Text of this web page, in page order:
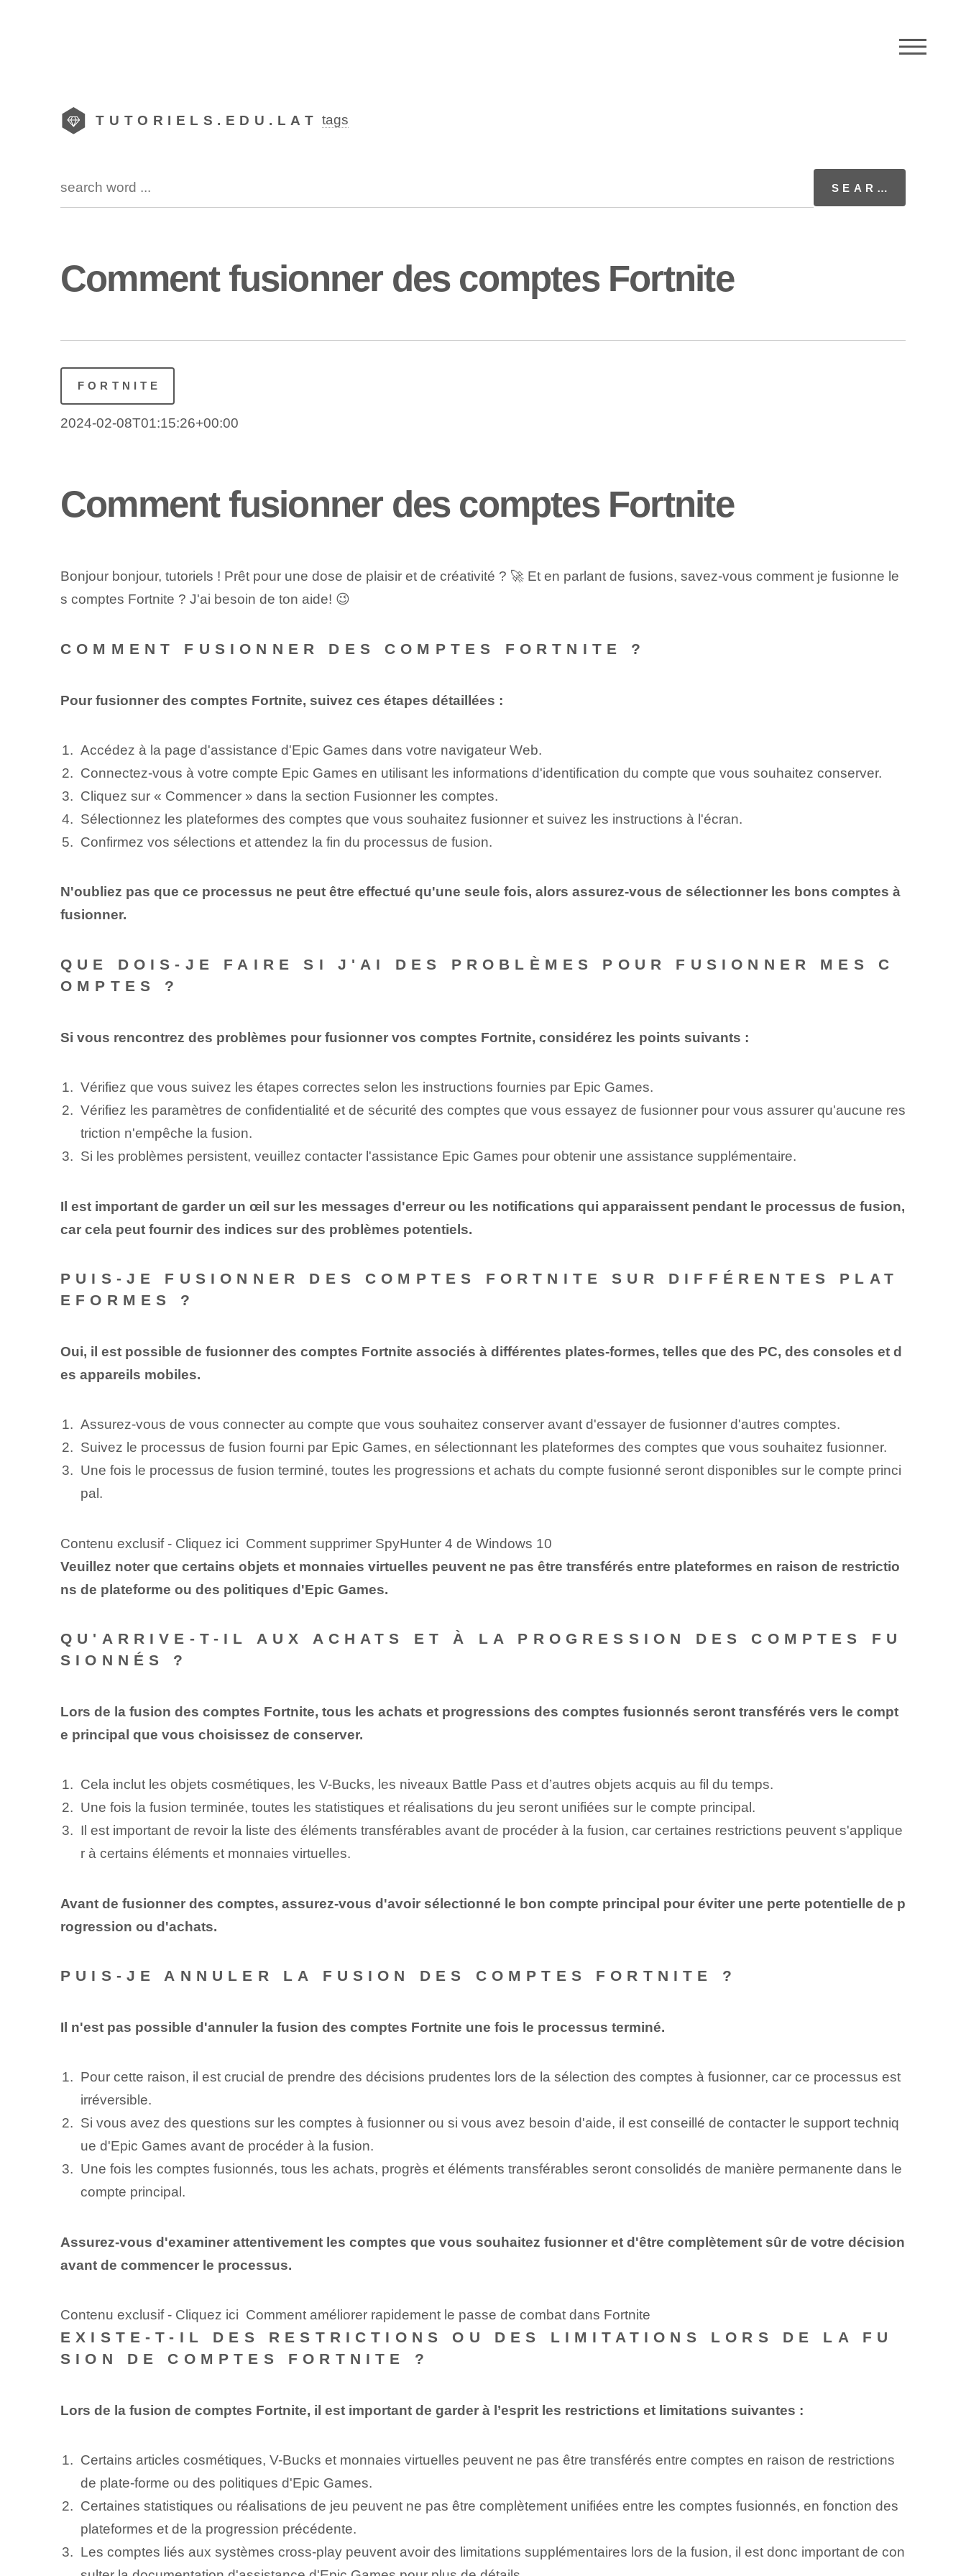
TUTORIELS.EDU.LAT tags
Comment fusionner des comptes Fortnite
FORTNITE
2024-02-08T01:15:26+00:00
Comment fusionner des comptes Fortnite
Bonjour bonjour, tutoriels ! Prêt pour une dose de plaisir et de créativité ? 🚀 Et en parlant de fusions, savez-vous comment je fusionne le
s comptes Fortnite ? J'ai besoin de ton aide! 😉
COMMENT FUSIONNER DES COMPTES FORTNITE ?
Pour fusionner des comptes Fortnite, suivez ces étapes détaillées :
Accédez à la page d'assistance d'Epic Games dans votre navigateur Web.
Connectez-vous à votre compte Epic Games en utilisant les informations d'identification du compte que vous souhaitez conserver.
Cliquez sur « Commencer » dans la section Fusionner les comptes.
Sélectionnez les plateformes des comptes que vous souhaitez fusionner et suivez les instructions à l'écran.
Confirmez vos sélections et attendez la fin du processus de fusion.
N'oubliez pas que ce processus ne peut être effectué qu'une seule fois, alors assurez-vous de sélectionner les bons comptes à
fusionner.
QUE DOIS-JE FAIRE SI J'AI DES PROBLÈMES POUR FUSIONNER MES C
OMPTES ?
Si vous rencontrez des problèmes pour fusionner vos comptes Fortnite, considérez les points suivants :
Vérifiez que vous suivez les étapes correctes selon les instructions fournies par Epic Games.
Vérifiez les paramètres de confidentialité et de sécurité des comptes que vous essayez de fusionner pour vous assurer qu'aucune res
triction n'empêche la fusion.
Si les problèmes persistent, veuillez contacter l'assistance Epic Games pour obtenir une assistance supplémentaire.
Il est important de garder un œil sur les messages d'erreur ou les notifications qui apparaissent pendant le processus de fusion,
car cela peut fournir des indices sur des problèmes potentiels.
PUIS-JE FUSIONNER DES COMPTES FORTNITE SUR DIFFÉRENTES PLAT
EFORMES ?
Oui, il est possible de fusionner des comptes Fortnite associés à différentes plates-formes, telles que des PC, des consoles et d
es appareils mobiles.
Assurez-vous de vous connecter au compte que vous souhaitez conserver avant d'essayer de fusionner d'autres comptes.
Suivez le processus de fusion fourni par Epic Games, en sélectionnant les plateformes des comptes que vous souhaitez fusionner.
Une fois le processus de fusion terminé, toutes les progressions et achats du compte fusionné seront disponibles sur le compte princi
pal.
Contenu exclusif - Cliquez ici Comment supprimer SpyHunter 4 de Windows 10
Veuillez noter que certains objets et monnaies virtuelles peuvent ne pas être transférés entre plateformes en raison de restrictio
ns de plateforme ou des politiques d'Epic Games.
QU'ARRIVE-T-IL AUX ACHATS ET À LA PROGRESSION DES COMPTES FU
SIONNÉS ?
Lors de la fusion des comptes Fortnite, tous les achats et progressions des comptes fusionnés seront transférés vers le compt
e principal que vous choisissez de conserver.
Cela inclut les objets cosmétiques, les V-Bucks, les niveaux Battle Pass et d’autres objets acquis au fil du temps.
Une fois la fusion terminée, toutes les statistiques et réalisations du jeu seront unifiées sur le compte principal.
Il est important de revoir la liste des éléments transférables avant de procéder à la fusion, car certaines restrictions peuvent s'applique
r à certains éléments et monnaies virtuelles.
Avant de fusionner des comptes, assurez-vous d'avoir sélectionné le bon compte principal pour éviter une perte potentielle de p
rogression ou d'achats.
PUIS-JE ANNULER LA FUSION DES COMPTES FORTNITE ?
Il n'est pas possible d'annuler la fusion des comptes Fortnite une fois le processus terminé.
Pour cette raison, il est crucial de prendre des décisions prudentes lors de la sélection des comptes à fusionner, car ce processus est
irréversible.
Si vous avez des questions sur les comptes à fusionner ou si vous avez besoin d'aide, il est conseillé de contacter le support techniq
ue d'Epic Games avant de procéder à la fusion.
Une fois les comptes fusionnés, tous les achats, progrès et éléments transférables seront consolidés de manière permanente dans le
compte principal.
Assurez-vous d'examiner attentivement les comptes que vous souhaitez fusionner et d'être complètement sûr de votre décision
avant de commencer le processus.
Contenu exclusif - Cliquez ici Comment améliorer rapidement le passe de combat dans Fortnite
EXISTE-T-IL DES RESTRICTIONS OU DES LIMITATIONS LORS DE LA FU
SION DE COMPTES FORTNITE ?
Lors de la fusion de comptes Fortnite, il est important de garder à l’esprit les restrictions et limitations suivantes :
Certains articles cosmétiques, V-Bucks et monnaies virtuelles peuvent ne pas être transférés entre comptes en raison de restrictions
de plate-forme ou des politiques d'Epic Games.
Certaines statistiques ou réalisations de jeu peuvent ne pas être complètement unifiées entre les comptes fusionnés, en fonction des
plateformes et de la progression précédente.
Les comptes liés aux systèmes cross-play peuvent avoir des limitations supplémentaires lors de la fusion, il est donc important de con